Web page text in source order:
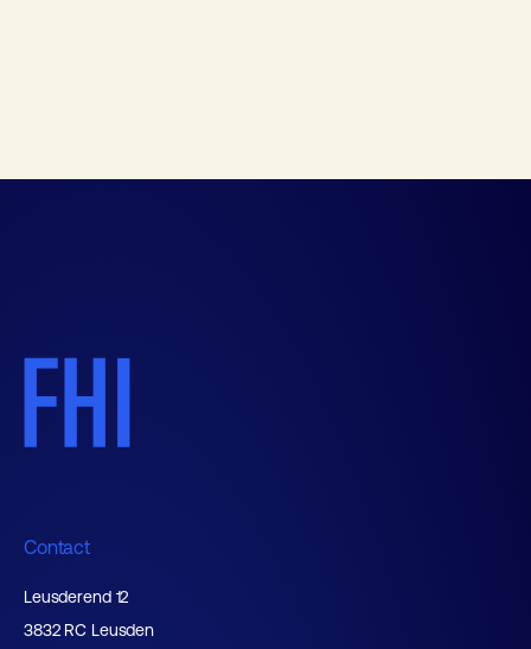
Contact
Leusderend 12
3832 RC Leusden